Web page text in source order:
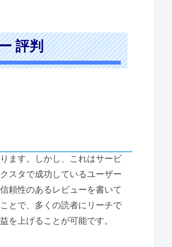
評判
ます。しかし、これはサービ
スタで成功しているユーザー
頼性のあるレビューを書いて
とで、多くの読者にリーチで
を上げることが可能です。